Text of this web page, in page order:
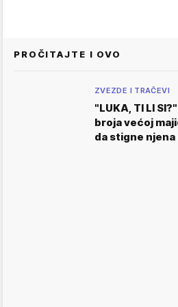
PROČITAJTE I OVO
ZVEZDE I TRAČEVI
"LUKA, TI LI
broja većoj
da stigne njena